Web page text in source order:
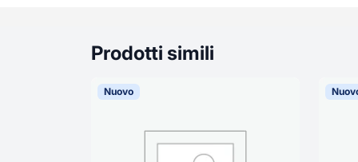
Prodotti simili
Nuovo